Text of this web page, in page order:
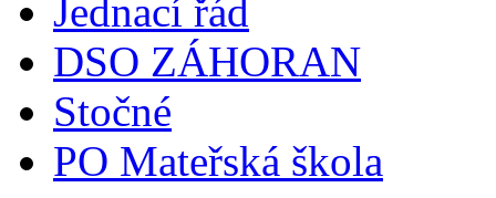
Jednací řád
DSO ZÁHORAN
Stočné
PO Mateřská škola